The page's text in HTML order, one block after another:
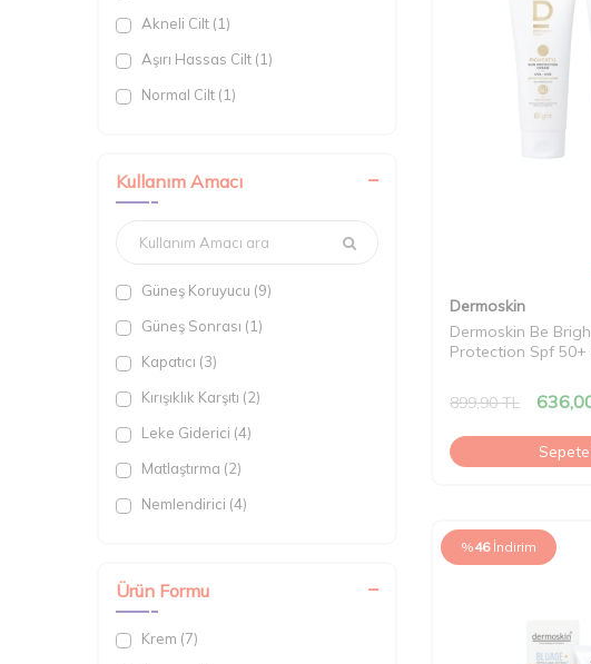
Akneli Cilt (1)
Aşırı Hassas Cilt (1)
Normal Cilt (1)
Kullanım Amacı
Güneş Koruyucu (9)
Güneş Sonrası (1)
Kapatıcı (3)
Kırışıklık Karşıtı (2)
Leke Giderici (4)
Matlaştırma (2)
Nemlendirici (4)
Vücut Nemlendirici (1)
Yatıştırıcı (2)
Ürün Formu
Krem (7)
Dermoskin
Dermoskin Be
Protection Spf 50+
899,90TL
%46 İndirim